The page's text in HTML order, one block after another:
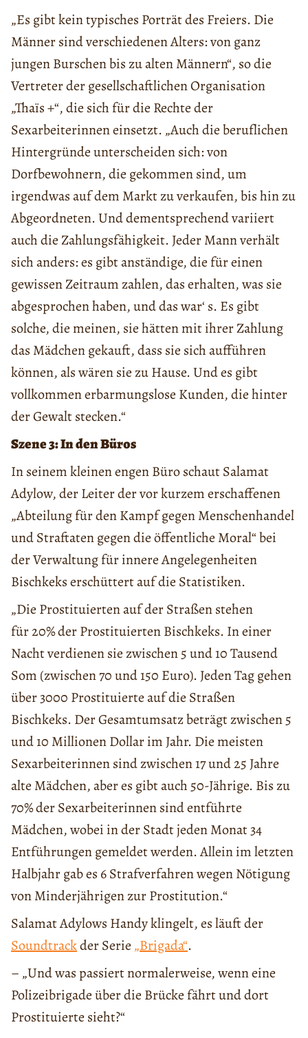
„Es gibt kein typisches Porträt des Freiers. Die
Männer sind verschiedenen Alters: von ganz
jungen Burschen bis zu alten Männern“, so die
Vertreter der gesellschaftlichen Organisation
„Thaïs +“, die sich für die Rechte der
Sexarbeiterinnen einsetzt. „Auch die beruflichen
Hintergründe unterscheiden sich: von
Dorfbewohnern, die gekommen sind, um
irgendwas auf dem Markt zu verkaufen, bis hin zu
Abgeordneten. Und dementsprechend variiert
auch die Zahlungsfähigkeit. Jeder Mann verhält
sich anders: es gibt anständige, die für einen
gewissen Zeitraum zahlen, das erhalten, was sie
abgesprochen haben, und das war‘ s. Es gibt
solche, die meinen, sie hätten mit ihrer Zahlung
das Mädchen gekauft, dass sie sich aufführen
können, als wären sie zu Hause. Und es gibt
vollkommen erbarmungslose Kunden, die hinter
der Gewalt stecken.“
Szene 3: In den Büros
In seinem kleinen engen Büro schaut Salamat
Adylow, der Leiter der vor kurzem erschaffenen
„Abteilung für den Kampf gegen Menschenhandel
und Straftaten gegen die öffentliche Moral“ bei
der Verwaltung für innere Angelegenheiten
Bischkeks erschüttert auf die Statistiken.
„Die Prostituierten auf der Straßen stehen
für 20% der Prostituierten Bischkeks. In einer
Nacht verdienen sie zwischen 5 und 10 Tausend
Som (zwischen 70 und 150 Euro). Jeden Tag gehen
über 3000 Prostituierte auf die Straßen
Bischkeks. Der Gesamtumsatz beträgt zwischen 5
und 10 Millionen Dollar im Jahr. Die meisten
Sexarbeiterinnen sind zwischen 17 und 25 Jahre
alte Mädchen, aber es gibt auch 50-Jährige. Bis zu
70% der Sexarbeiterinnen sind entführte
Mädchen, wobei in der Stadt jeden Monat 34
Entführungen gemeldet werden. Allein im letzten
Halbjahr gab es 6 Strafverfahren wegen Nötigung
von Minderjährigen zur Prostitution.“
Salamat Adylows Handy klingelt, es läuft der
Soundtrackder Serie „Brigada“.
– „Und was passiert normalerweise, wenn eine
Polizeibrigade über die Brücke fährt und dort
Prostituierte sieht?“